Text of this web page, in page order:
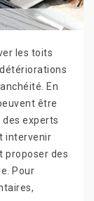
les toits
En
être
experts
intervenir
proposer des
Pour